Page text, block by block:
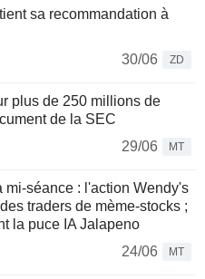
sa recommandation à
30/06
ZD
plus de 250 millions de
de la SEC
29/06
MT
séance : l'action Wendy's
traders de mème-stocks ;
la puce IA Jalapeno
24/06
MT